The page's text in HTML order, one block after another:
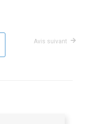
Avis suivant